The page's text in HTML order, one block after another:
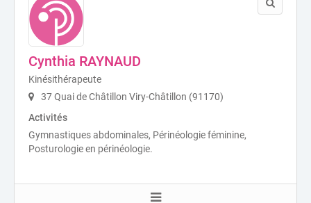
Cynthia RAYNAUD
Kinésithérapeute
37 Quai de Châtillon Viry-Châtillon (91170)
Activités
Gymnastiques abdominales, Périnéologie féminine,
Posturologie en périnéologie.